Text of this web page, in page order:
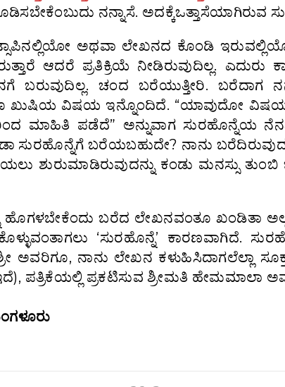
ನನ್ನಾಸೆ. ಅದಕ್ಕೆ‌ಒತ್ತಾಸೆಯಾಗಿರುವ
ಅಥವಾ ಲೇಖನದ ಕೊಂಡಿ‌ ಇರುವಲ್ಲಿಯೋ
ಆದರೆ ಪ್ರತಿಕ್ರಿಯೆ ನೀಡಿರುವುದಿಲ್ಲ. ಎದುರು
ಬರುವುದಿಲ್ಲ. ಚಂದ ಬರೆಯುತ್ತೀರಿ. ಬರೆದಾಗ
ಖುಷಿಯ ವಿಷಯ‌ ಇನ್ನೊಂದಿದೆ. “ಯಾವುದೋ
ಮಾಹಿತಿ ಪಡೆದೆ” ಅನ್ನುವಾಗ ಸುರಹೊನ್ನೆಯ
ಸುರಹೊನ್ನೆಗೆ ಬರೆಯಬಹುದೇ? ನಾನು
ಶುರುಮಾಡಿರುವುದನ್ನು ಕಂಡು ಮನಸ್ಸು
ಹೊಗಳಬೇಕೆಂದು ಬರೆದ ಲೇಖನವಂತೂ ಖಂಡಿತಾ‌
‘ಸುರಹೊನ್ನೆ’ ಕಾರಣವಾಗಿದೆ.
ಅವರಿಗೂ, ನಾನು ಲೇಖನ ಕಳುಹಿಸಿದಾಗಲೆಲ್ಲಾ
ಪತ್ರಿಕೆಯಲ್ಲಿ ಪ್ರಕಟಿಸುವ ಶ್ರೀಮತಿ ಹೇಮಮಾಲಾ‌